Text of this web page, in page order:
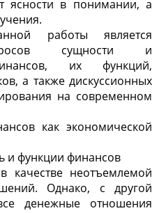
ясности в понимании, а
работы является
сущности и
их функций,
а также дискуссионных
на современном
как экономической
и функции финансов
качестве неотъемлемой
Однако, с другой
денежные отношения